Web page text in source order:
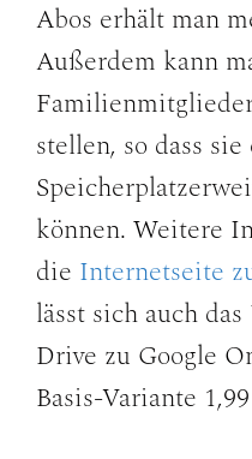
Abos erhält man
Außerdem kann
stellen, so dass
können. Weitere
die Internetseite
lässt sich auch
Drive zu Google
Basis-Variante